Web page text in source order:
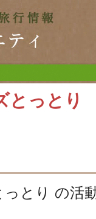
とっとり
っとり の活